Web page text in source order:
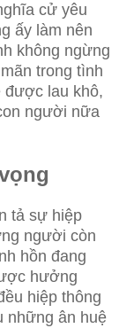
cử yêu
ấy làm nên
không ngừng
trong tình
được lau khô,
người nữa
tả sự hiệp
người còn
hồn đang
hưởng
hiệp thông
những ân huệ